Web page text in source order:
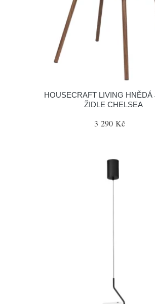
HOUSECRAFT LIVING HNĚDÁ
ŽIDLE CHELSEA
3 290 Kč